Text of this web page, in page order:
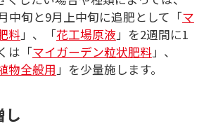
中旬と9月上中旬に追肥として「マ
料」、「花工場原液」を2週間に1
は 「マイガーデン粒状肥料」、
物全般用」を少量施します。
し